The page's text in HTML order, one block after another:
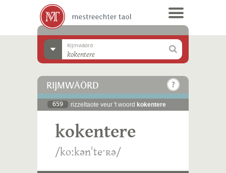
Rijmwäörd
RIJMWÄÖRD
659 rizzeltaote veur 't woord kokentere
kokentere
/koːkənˈteˑʀə/